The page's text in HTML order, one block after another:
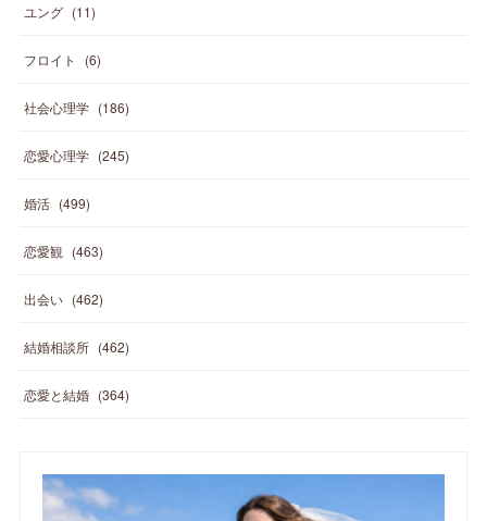
ユング (11)
フロイト (6)
社会心理学 (186)
恋愛心理学 (245)
婚活 (499)
恋愛観 (463)
出会い (462)
結婚相談所 (462)
恋愛と結婚 (364)